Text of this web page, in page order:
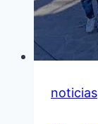
noticias